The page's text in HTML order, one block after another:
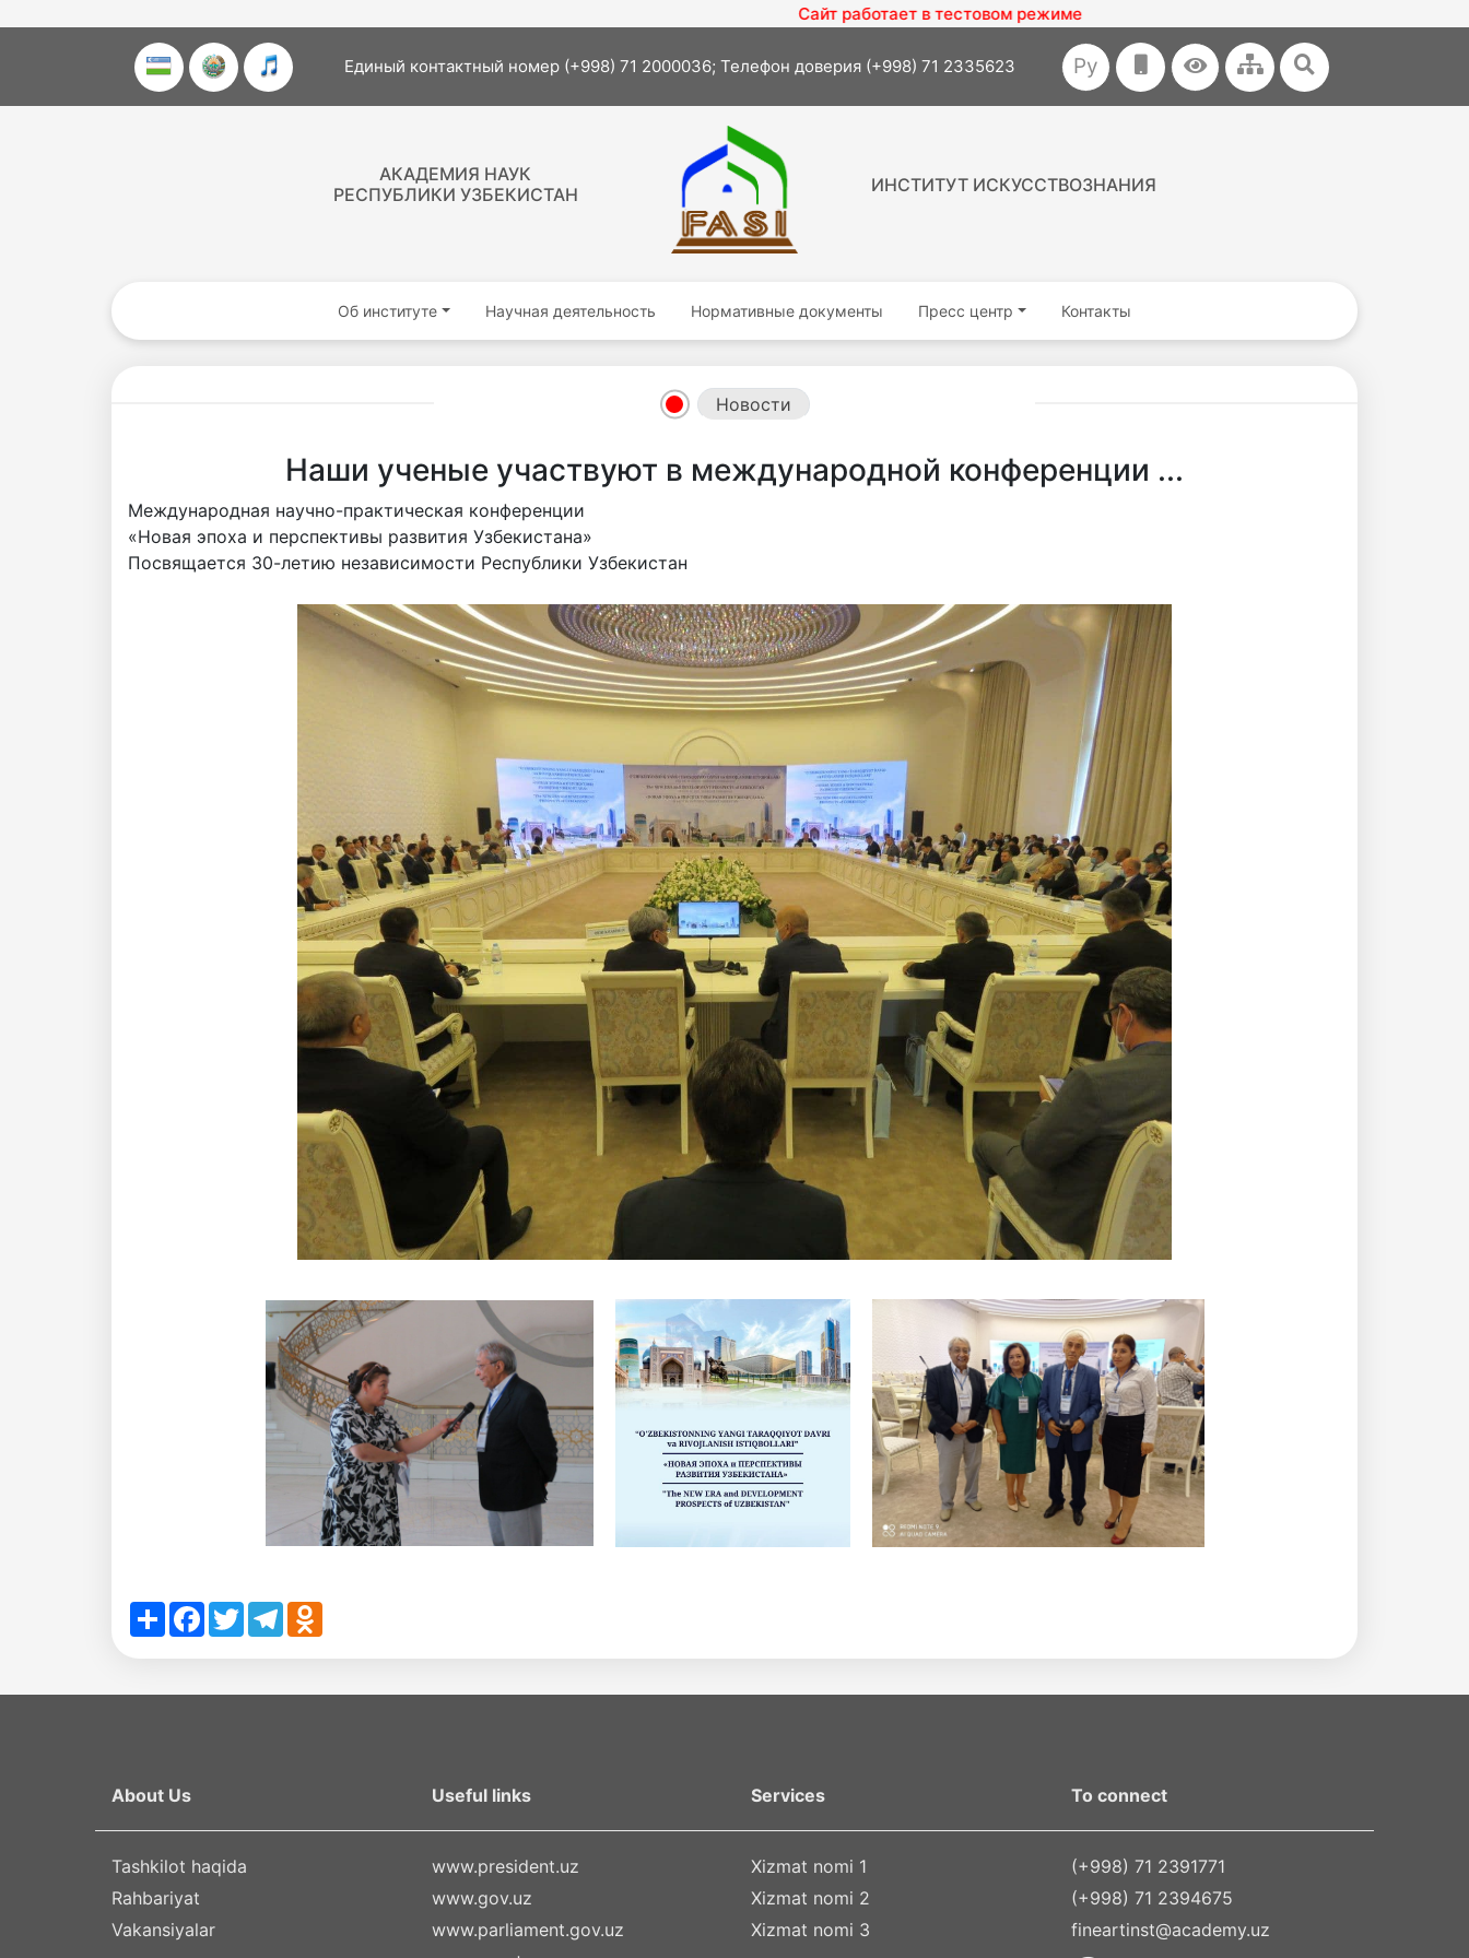
Сайт работает в тестовом режиме
Единый контактный номер (+998) 71 2000036; Телефон доверия (+998) 71 2335623 Ру
АКАДЕМИЯ НАУК
РЕСПУБЛИКИ УЗБЕКИСТАН
ИНСТИТУТ ИСКУССТВОЗНАНИЯ
Об институте Научная деятельность Нормативные документы Пресс центр Контакты
Новости
Наши ученые участвуют в международной конференции ...
Международная научно-практическая конференции
«Новая эпоха и перспективы развития Узбекистана»
Посвящается 30-летию независимости Республики Узбекистан
ShareFacebook
TwitterTelegramOdnoklassniki
About Us Useful links Services To connect
Tashkilot haqida
Rahbariyat
Vakansiyalar
www.president.uz
www.gov.uz
www.parliament.gov.uz
Xizmat nomi 1
Xizmat nomi 2
Xizmat nomi 3
(+998) 71 2391771
(+998) 71 2394675
fineartinst@academy.uz